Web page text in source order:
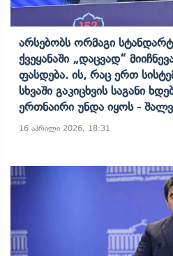
Არსებობს Ორმაგი
Ქვეყანაში „დაცვად“
Ფასდება. Ის, Რაც Ერთ
Სხვაში Გაკიცხვის Საგანი
Ერთნაირი Უნდა Იყოს -
16 აპრილი 2026, 18:31